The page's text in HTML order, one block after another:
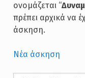
ονομάζεται “
πρέπει αρχικά να
άσκηση.
Νέα άσκηση